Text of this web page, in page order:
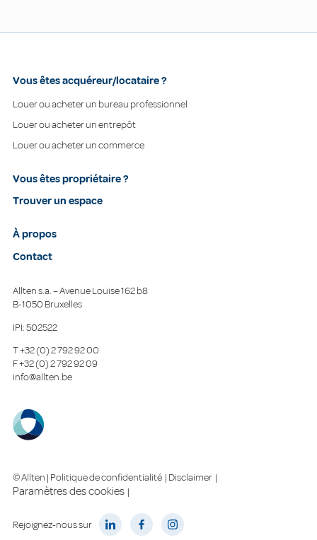
Vous êtes acquéreur/locataire ?
Louer ou acheter un bureau professionnel
Louer ou acheter un entrepôt
Louer ou acheter un commerce
Vous êtes propriétaire ?
Trouver un espace
À propos
Contact
Allten s.a. – Avenue Louise 162 b8
B-1050 Bruxelles
IPI: 502522
T+32 (0) 2 792 92 00
F+32 (0) 2 792 92 09
info@allten.be
© Allten | Politique de confidentialité | Disclaimer |
Paramètres des cookies |
Rejoignez-nous sur